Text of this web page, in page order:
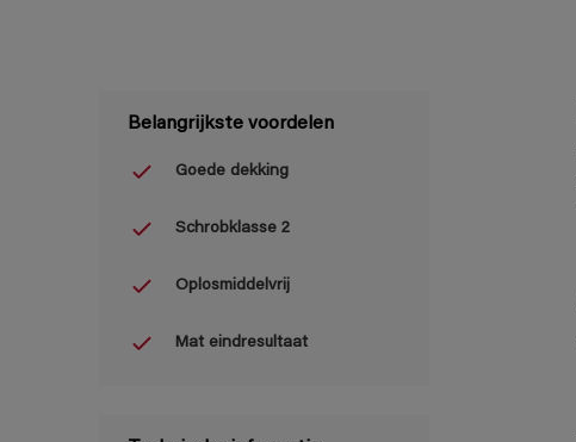
Belangrijkste voordelen
Goede dekking
Schrobklasse 2
Oplosmiddelvrij
Mat eindresultaat